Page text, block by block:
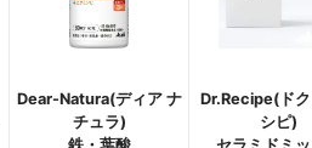
Dear-Natura(ディア ナ
チュラ)
Dr.Recipe(ド
シピ)